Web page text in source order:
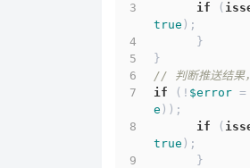
if (
true );
      }
}
// 判断推送结果
if (! $error =
e ));
if (
true );
      }